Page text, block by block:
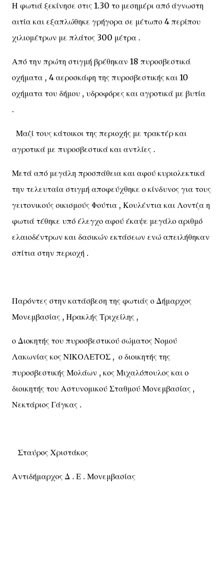
Η φωτιά ξεκίνησε στις 1.30 το μεσημέρι από άγνωστη
αιτία και εξαπλώθηκε γρήγορα σε μέτωπο 4 περίπου
χιλιομέτρων με πλάτος 300 μέτρα .
Από την πρώτη στιγμή βρέθηκαν 18 πυροσβεστικά
οχήματα , 4 αεροσκάφη της πυροσβεστικής και 10
οχήματα του δήμου , υδροφόρες και αγροτικά με βυτία
.
Μαζί τους κάτοικοι της περιοχής με τρακτέρ και
αγροτικά με πυροσβεστικά και αντλίες .
Μετά από μεγάλη προσπάθεια και αφού κυριολεκτικά
την τελευταία στιγμή αποφεύχθηκε ο κίνδυνος για τους
γειτονικούς οικισμούς Φούτια , Κουλέντια και Λοντζα η
φωτιά τέθηκε υπό έλεγχο αφού έκαψε μεγάλο αριθμό
ελαιοδέντρων και δασικών εκτάσεων ενώ απειλήθηκαν
σπίτια στην περιοχή .
Παρόντες στην κατάσβεση της φωτιάς ο Δήμαρχος
Μονεμβασίας , Ηρακλής Τριχείλης ,
ο Διοκητής του πυροσβεστικού σώματος Νομού
Λακωνίας κος ΝΙΚΟΛΕΤΟΣ , ο διοικητής της
πυροσβεστικής Μολάων , κος Μιχαλόπουλος και ο
διοικητής του Αστυνομικού Σταθμού Μονεμβασίας ,
Νεκτάριος Γάγκας .
Σταύρος Χριστάκος
Αντιδήμαρχος Δ . Ε . Μονεμβασίας